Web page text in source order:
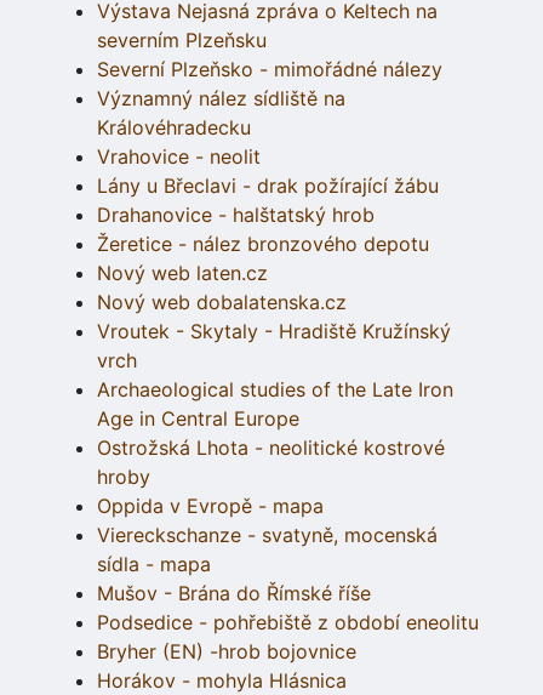
Výstava Nejasná zpráva o Keltech na
severním Plzeňsku
Severní Plzeňsko - mimořádné nálezy
Významný nález sídliště na
Královéhradecku
Vrahovice - neolit
Lány u Břeclavi - drak požírající žábu
Drahanovice - halštatský hrob
Žeretice - nález bronzového depotu
Nový web laten.cz
Nový web dobalatenska.cz
Vroutek - Skytaly - Hradiště Kružínský
vrch
Archaeological studies of the Late Iron
Age in Central Europe
Ostrožská Lhota - neolitické kostrové
hroby
Oppida v Evropě - mapa
Viereckschanze - svatyně, mocenská
sídla - mapa
Mušov - Brána do Římské říše
Podsedice - pohřebiště z období eneolitu
Bryher (EN) -hrob bojovnice
Horákov - mohyla Hlásnica